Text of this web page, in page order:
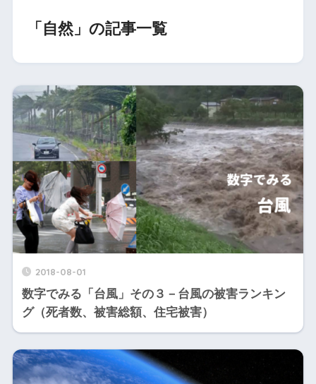
「自然」の記事一覧
2018-08-01
数字でみる「台風」その３－台風の被害ランキン
グ（死者数、被害総額、住宅被害）